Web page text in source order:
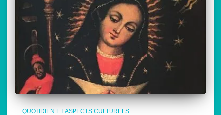
QUOTIDIEN ET ASPECTS CULTURELS